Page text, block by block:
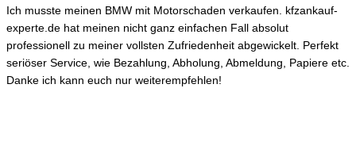
Ich musste meinen BMW mit Motorschaden verkaufen. kfzankauf-
experte.de hat meinen nicht ganz einfachen Fall absolut
professionell zu meiner vollsten Zufriedenheit abgewickelt. Perfekt
seriöser Service, wie Bezahlung, Abholung, Abmeldung, Papiere etc.
Danke ich kann euch nur weiterempfehlen!